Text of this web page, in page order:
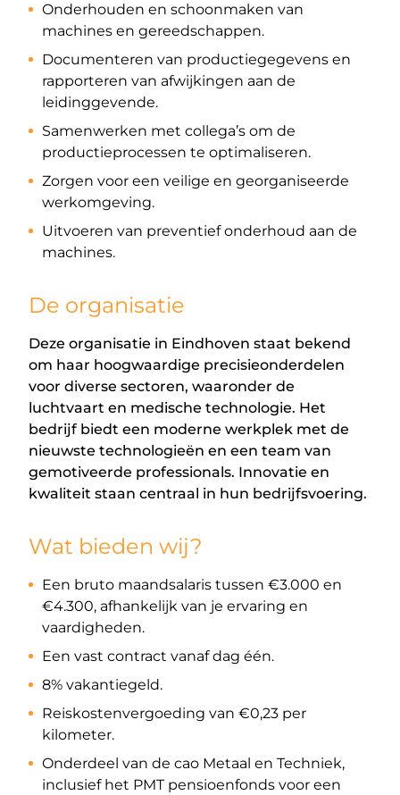
Onderhouden en schoonmaken van
machines en gereedschappen.
Documenteren van productiegegevens en
rapporteren van afwijkingen aan de
leidinggevende.
Samenwerken met collega’s om de
productieprocessen te optimaliseren.
Zorgen voor een veilige en georganiseerde
werkomgeving.
Uitvoeren van preventief onderhoud aan de
machines.
De organisatie
Deze organisatie in Eindhoven staat bekend
om haar hoogwaardige precisieonderdelen
voor diverse sectoren, waaronder de
luchtvaart en medische technologie. Het
bedrijf biedt een moderne werkplek met de
nieuwste technologieën en een team van
gemotiveerde professionals. Innovatie en
kwaliteit staan centraal in hun bedrijfsvoering.
Wat bieden wij?
Een bruto maandsalaris tussen €3.000 en
€4.300, afhankelijk van je ervaring en
vaardigheden.
Een vast contract vanaf dag één.
8% vakantiegeld.
Reiskostenvergoeding van €0,23 per
kilometer.
Onderdeel van de cao Metaal en Techniek,
inclusief het PMT pensioenfonds voor een